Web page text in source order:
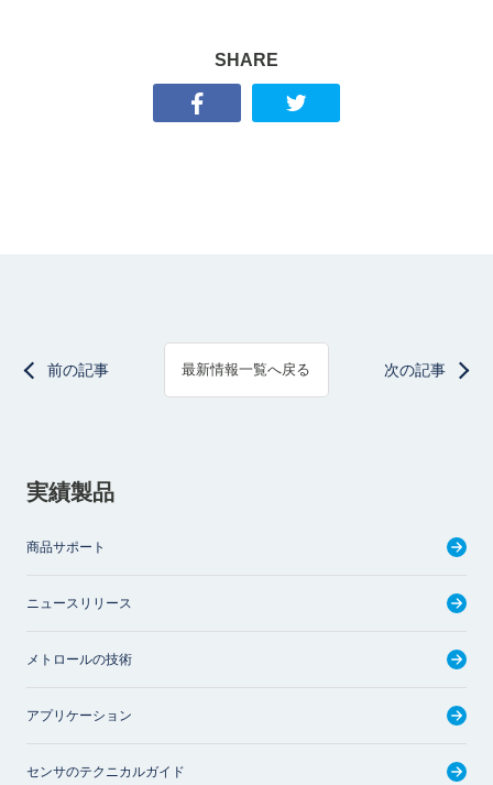
SHARE
前の記事 最新情報一覧へ戻る 次の記事
実績製品
商品サポート
ニュースリリース
メトロールの技術
アプリケーション
センサのテクニカルガイド